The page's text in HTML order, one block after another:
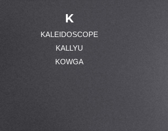
K
KALEIDOSCOPE
KALLYU
KOWGA